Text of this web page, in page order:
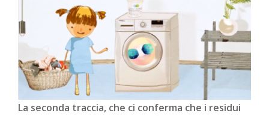
La seconda traccia, che ci conferma che i residui